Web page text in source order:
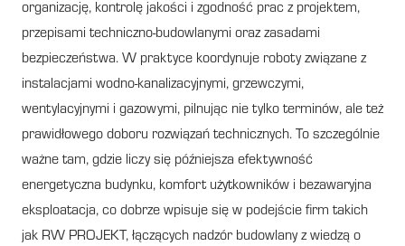
organizację, kontrolę jakości i zgodność prac z projektem,
przepisami techniczno-budowlanymi oraz zasadami
bezpieczeństwa. W praktyce koordynuje roboty związane z
instalacjami wodno-kanalizacyjnymi, grzewczymi,
wentylacyjnymi i gazowymi, pilnując nie tylko terminów, ale też
prawidłowego doboru rozwiązań technicznych. To szczególnie
ważne tam, gdzie liczy się późniejsza efektywność
energetyczna budynku, komfort użytkowników i bezawaryjna
eksploatacja, co dobrze wpisuje się w podejście firm takich
jak RW PROJEKT, łączących nadzór budowlany z wiedzą o